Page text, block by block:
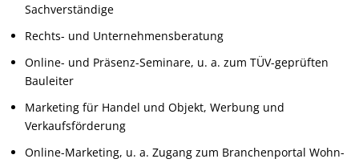
Sachverständige
Rechts- und Unternehmensberatung
Online- und Präsenz-Seminare, u. a. zum TÜV-geprüften
Bauleiter
Marketing für Handel und Objekt, Werbung und
Verkaufsförderung
Online-Marketing, u. a. Zugang zum Branchenportal Wohn-